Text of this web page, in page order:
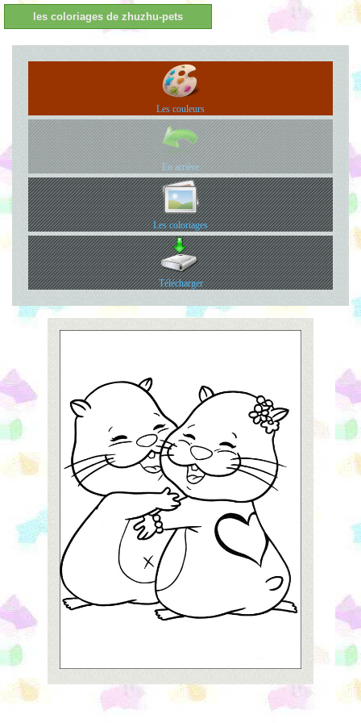
les coloriages de zhuzhu-pets
Les couleurs
En arrière
Les coloriages
Télécharger